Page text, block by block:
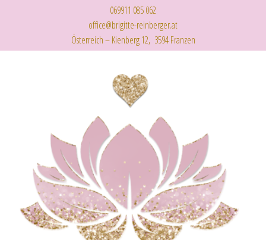
069911 085 062
office@brigitte-reinberger.at
Österreich – Kienberg 12, 3594 Franzen